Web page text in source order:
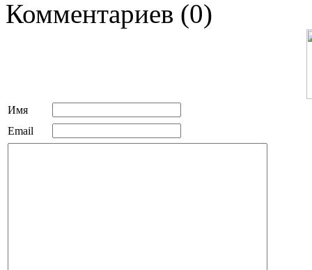
Комментариев (0)
Имя
Email